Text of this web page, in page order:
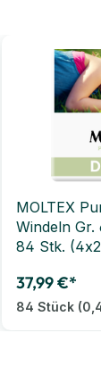
MOLTEX
Windeln Gr.
84 Stk.
37,99 €*
84 Stück